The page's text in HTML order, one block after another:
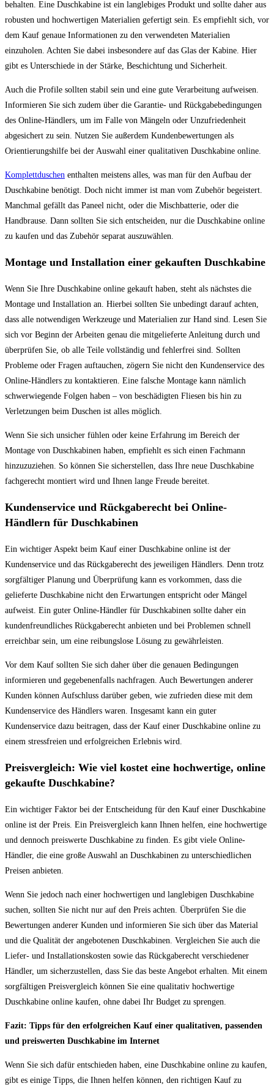
behalten. Eine Duschkabine ist ein langlebiges Produkt und sollte daher aus
robusten und hochwertigen Materialien gefertigt sein. Es empfiehlt sich, vor
dem Kauf genaue Informationen zu den verwendeten Materialien
einzuholen. Achten Sie dabei insbesondere auf das Glas der Kabine. Hier
gibt es Unterschiede in der Stärke, Beschichtung und Sicherheit.
Auch die Profile sollten stabil sein und eine gute Verarbeitung aufweisen.
Informieren Sie sich zudem über die Garantie- und Rückgabebedingungen
des Online-Händlers, um im Falle von Mängeln oder Unzufriedenheit
abgesichert zu sein. Nutzen Sie außerdem Kundenbewertungen als
Orientierungshilfe bei der Auswahl einer qualitativen Duschkabine online.
Komplettduschen enthalten meistens alles, was man für den Aufbau der
Duschkabine benötigt. Doch nicht immer ist man vom Zubehör begeistert.
Manchmal gefällt das Paneel nicht, oder die Mischbatterie, oder die
Handbrause. Dann sollten Sie sich entscheiden, nur die Duschkabine online
zu kaufen und das Zubehör separat auszuwählen.
Montage und Installation einer gekauften Duschkabine
Wenn Sie Ihre Duschkabine online gekauft haben, steht als nächstes die
Montage und Installation an. Hierbei sollten Sie unbedingt darauf achten,
dass alle notwendigen Werkzeuge und Materialien zur Hand sind. Lesen Sie
sich vor Beginn der Arbeiten genau die mitgelieferte Anleitung durch und
überprüfen Sie, ob alle Teile vollständig und fehlerfrei sind. Sollten
Probleme oder Fragen auftauchen, zögern Sie nicht den Kundenservice des
Online-Händlers zu kontaktieren. Eine falsche Montage kann nämlich
schwerwiegende Folgen haben – von beschädigten Fliesen bis hin zu
Verletzungen beim Duschen ist alles möglich.
Wenn Sie sich unsicher fühlen oder keine Erfahrung im Bereich der
Montage von Duschkabinen haben, empfiehlt es sich einen Fachmann
hinzuzuziehen. So können Sie sicherstellen, dass Ihre neue Duschkabine
fachgerecht montiert wird und Ihnen lange Freude bereitet.
Kundenservice und Rückgaberecht bei Online-
Händlern für Duschkabinen
Ein wichtiger Aspekt beim Kauf einer Duschkabine online ist der
Kundenservice und das Rückgaberecht des jeweiligen Händlers. Denn trotz
sorgfältiger Planung und Überprüfung kann es vorkommen, dass die
gelieferte Duschkabine nicht den Erwartungen entspricht oder Mängel
aufweist. Ein guter Online-Händler für Duschkabinen sollte daher ein
kundenfreundliches Rückgaberecht anbieten und bei Problemen schnell
erreichbar sein, um eine reibungslose Lösung zu gewährleisten.
Vor dem Kauf sollten Sie sich daher über die genauen Bedingungen
informieren und gegebenenfalls nachfragen. Auch Bewertungen anderer
Kunden können Aufschluss darüber geben, wie zufrieden diese mit dem
Kundenservice des Händlers waren. Insgesamt kann ein guter
Kundenservice dazu beitragen, dass der Kauf einer Duschkabine online zu
einem stressfreien und erfolgreichen Erlebnis wird.
Preisvergleich: Wie viel kostet eine hochwertige, online
gekaufte Duschkabine?
Ein wichtiger Faktor bei der Entscheidung für den Kauf einer Duschkabine
online ist der Preis. Ein Preisvergleich kann Ihnen helfen, eine hochwertige
und dennoch preiswerte Duschkabine zu finden. Es gibt viele Online-
Händler, die eine große Auswahl an Duschkabinen zu unterschiedlichen
Preisen anbieten.
Wenn Sie jedoch nach einer hochwertigen und langlebigen Duschkabine
suchen, sollten Sie nicht nur auf den Preis achten. Überprüfen Sie die
Bewertungen anderer Kunden und informieren Sie sich über das Material
und die Qualität der angebotenen Duschkabinen. Vergleichen Sie auch die
Liefer- und Installationskosten sowie das Rückgaberecht verschiedener
Händler, um sicherzustellen, dass Sie das beste Angebot erhalten. Mit einem
sorgfältigen Preisvergleich können Sie eine qualitativ hochwertige
Duschkabine online kaufen, ohne dabei Ihr Budget zu sprengen.
Fazit: Tipps für den erfolgreichen Kauf einer qualitativen, passenden
und preiswerten Duschkabine im Internet
Wenn Sie sich dafür entschieden haben, eine Duschkabine online zu kaufen,
gibt es einige Tipps, die Ihnen helfen können, den richtigen Kauf zu